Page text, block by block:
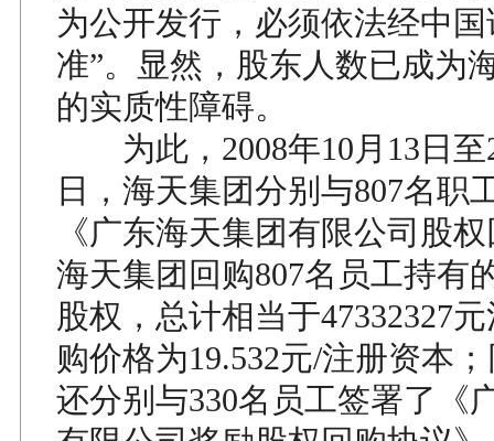
为公开发行，必须依法经中
准”。显然，股东人数已成为
的实质性障碍。
为此，2008年10月13日至
日，海天集团分别与807名职
《广东海天集团有限公司股
海天集团回购807名员工持有
股权，总计相当于47332327
购价格为19.532元/注册资本
还分别与330名员工签署了《